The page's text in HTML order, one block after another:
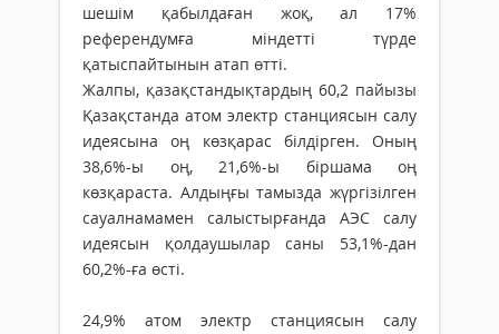
шешім қабылдаған жоқ, ал 17%
референдумға міндетті түрде
қатыспайтынын атап өтті.
Жалпы, қазақстандықтардың 60,2 пайызы
Қазақстанда атом электр станциясын салу
идеясына оң көзқарас білдірген. Оның
38,6%-ы оң, 21,6%-ы біршама оң
көзқараста. Алдыңғы тамызда жүргізілген
сауалнамамен салыстырғанда АЭС салу
идеясын қолдаушылар саны 53,1%-дан
60,2%-ға өсті.
24,9% атом электр станциясын салу